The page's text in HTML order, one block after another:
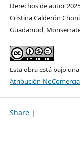
Derechos de autor
Cristina Calderón
Guadamud,
Esta obra está bajo
Atribución-
Share |